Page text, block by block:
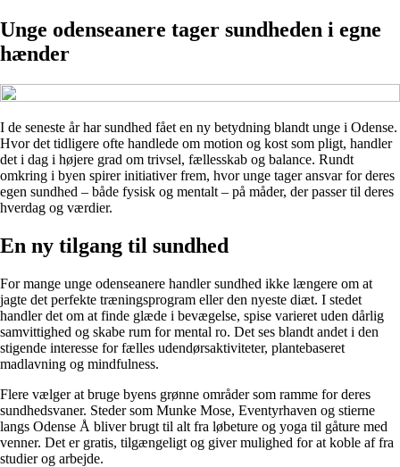
Unge odenseanere tager sundheden i egne
hænder
I de seneste år har sundhed fået en ny betydning blandt unge i Odense.
Hvor det tidligere ofte handlede om motion og kost som pligt, handler
det i dag i højere grad om trivsel, fællesskab og balance. Rundt
omkring i byen spirer initiativer frem, hvor unge tager ansvar for deres
egen sundhed – både fysisk og mentalt – på måder, der passer til deres
hverdag og værdier.
En ny tilgang til sundhed
For mange unge odenseanere handler sundhed ikke længere om at
jagte det perfekte træningsprogram eller den nyeste diæt. I stedet
handler det om at finde glæde i bevægelse, spise varieret uden dårlig
samvittighed og skabe rum for mental ro. Det ses blandt andet i den
stigende interesse for fælles udendørsaktiviteter, plantebaseret
madlavning og mindfulness.
Flere vælger at bruge byens grønne områder som ramme for deres
sundhedsvaner. Steder som Munke Mose, Eventyrhaven og stierne
langs Odense Å bliver brugt til alt fra løbeture og yoga til gåture med
venner. Det er gratis, tilgængeligt og giver mulighed for at koble af fra
studier og arbejde.